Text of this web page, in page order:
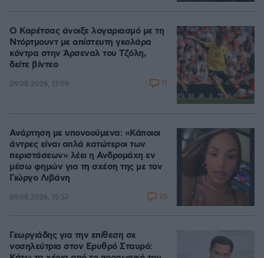
Ο Καρέτσας άνοιξε λογαριασμό με τη
Ντόρτμουντ με απίστευτη γκολάρα
κόντρα στην Άρσεναλ του Τζόλη,
δείτε βίντεο
09.08.2026, 17:09 11
Ανάρτηση με υπονοούμενα: «Κάποιοι
άντρες είναι απλά κατώτεροι των
περιστάσεων» λέει η Ανδρομάχη εν
μέσω φημών για τη σχέση της με τον
Γιώργο Λιβάνη
09.08.2026, 15:57 25
Γεωργιάδης για την επίθεση σε
νοσηλεύτρια στον Ερυθρό Σταυρό: